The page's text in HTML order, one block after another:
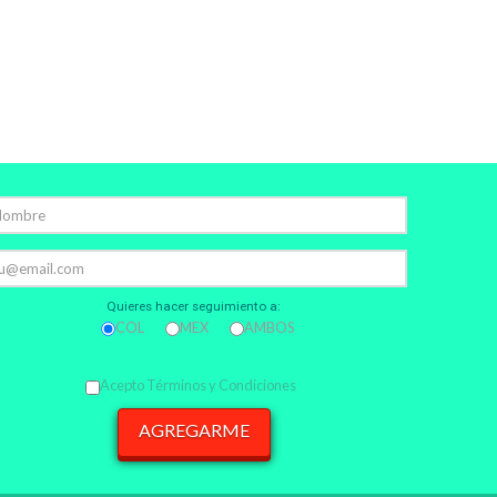
Quieres hacer seguimiento a:
COL MEX AMBOS
Acepto Términos y Condiciones